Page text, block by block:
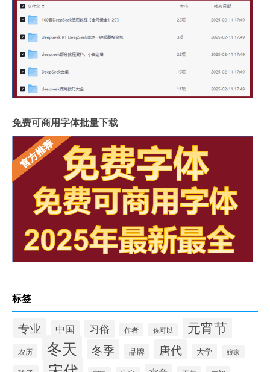
免费可商用字体批量下载
标签
专业 中国 习俗 作者 你可以 元宵节
农历 冬天 冬季 品牌 唐代 大学 娘家